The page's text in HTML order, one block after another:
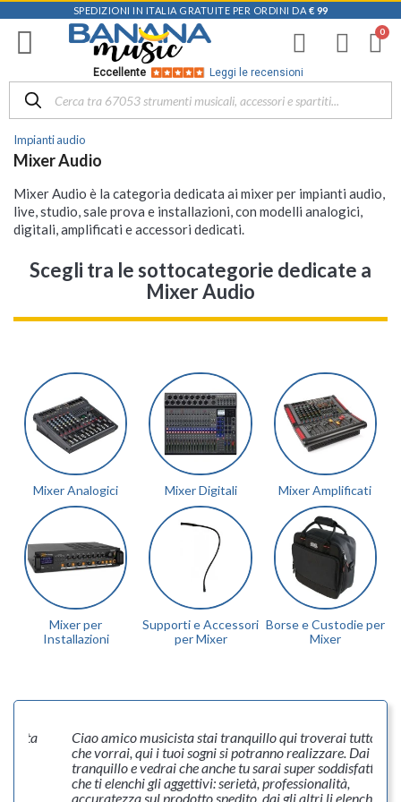
SPEDIZIONI IN ITALIA GRATUITE PER ORDINI DA € 99
Eccellente Leggi le recensioni
Impianti audio
Mixer Audio
Mixer Audio è la categoria dedicata ai mixer per impianti audio,
live, studio, sale prova e installazioni, con modelli analogici,
digitali, amplificati e accessori dedicati.
Scegli tra le sottocategorie dedicate a
Mixer Audio
Mixer Analogici Mixer Digitali Mixer Amplificati
Mixer per
Installazioni
Supporti e Accessori
per Mixer
Borse e Custodie per
Mixer
tutto ciò
Dai stai
soddisfatto. Vuoi
li elenchi tu
Ottima esperienza. Articolo giunto in
con tutta la tracciabilita’ del caso.
consigliato.
Acquirente verificato